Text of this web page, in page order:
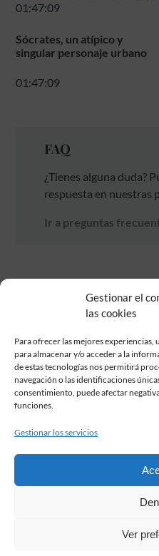
Gestionar el
las cookies
Para ofrecer las mejores
para almacenar y/o acceder a la
de estas tecnologías nos permitirá
navegación o las identificaciones
consentimiento, puede afectar
funciones.
Gestionar los servicios
Ver
01:47:09
Sócrates, un atípico y
singular personaje urbano
01:47:09
FAQ
¿Tienes alguna duda?
respuesta en nuestras
Ir a preguntas
Fundación Pastor
Calle Serrano,
2026 Todos los derechos
Condiciones